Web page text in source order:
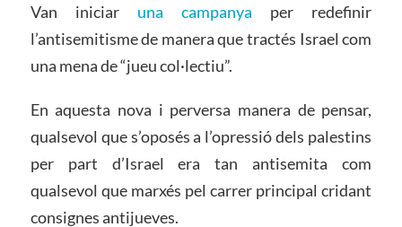
Van iniciar una campanya per redefinir
l’antisemitisme de manera que tractés Israel com
una mena de “jueu col·lectiu”.
En aquesta nova i perversa manera de pensar,
qualsevol que s’oposés a l’opressió dels palestins
per part d’Israel era tan antisemita com
qualsevol que marxés pel carrer principal cridant
consignes antijueves.